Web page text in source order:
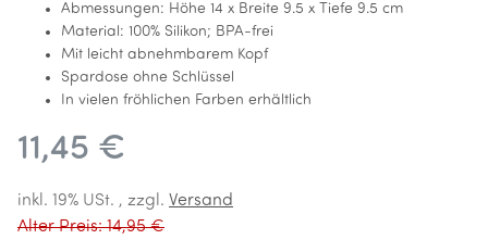
Abmessungen: Höhe 14 x Breite 9.5 x Tiefe 9.5 cm
Material: 100% Silikon; BPA-frei
Mit leicht abnehmbarem Kopf
Spardose ohne Schlüssel
In vielen fröhlichen Farben erhältlich
11,45 €
inkl. 19% USt. , zzgl. Versand
Alter Preis: 14,95 €